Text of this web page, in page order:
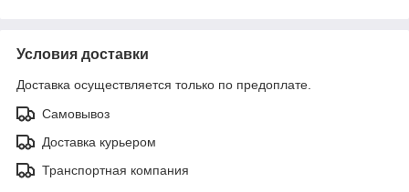
Условия доставки
Доставка осуществляется только по предоплате.
Самовывоз
Доставка курьером
Транспортная компания